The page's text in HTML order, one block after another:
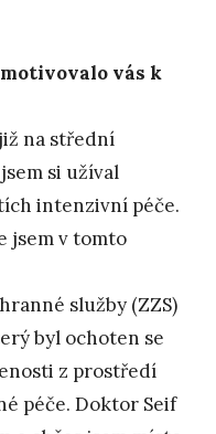
vás k
na střední
si užíval
intenzivní péče.
jsem v tomto
služby (ZZS)
byl ochoten se
z prostředí
péče. Doktor Seif